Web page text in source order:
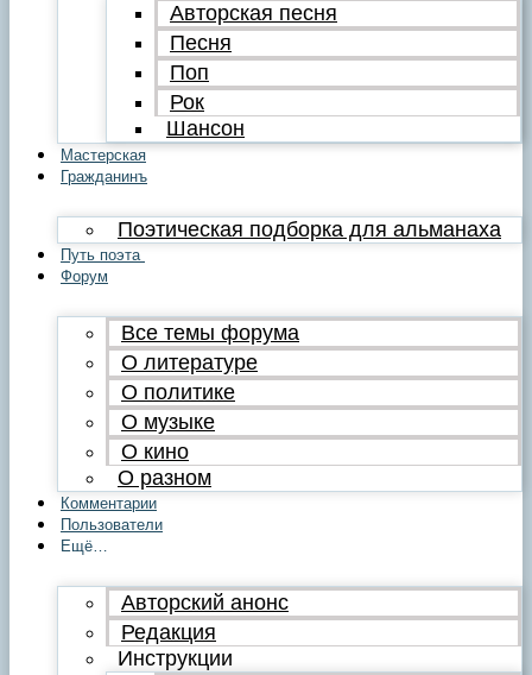
Авторская песня
Песня
Поп
Рок
Шансон
Мастерская
Гражданинъ
Поэтическая подборка для альманаха
Путь поэта
Форум
Все темы форума
О литературе
О политике
О музыке
О кино
О разном
Комментарии
Пользователи
Ещё…
Авторский анонс
Редакция
Инструкции